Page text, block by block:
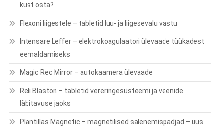
kust osta?
Flexoni liigestele – tabletid luu- ja liigesevalu vastu
Intensare Leffer – elektrokoagulaatori ülevaade tüükadest
eemaldamiseks
Magic Rec Mirror – autokaamera ülevaade
Reli Blaston – tabletid vereringesüsteemi ja veenide
läbitavuse jaoks
Plantillas Magnetic – magnetilised salenemispadjad – uus